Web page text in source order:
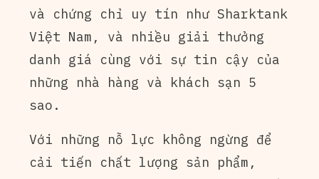
và chứng chỉ uy tín như Sharktank
Việt Nam, và nhiều giải thưởng
danh giá cùng với sự tin cậy của
những nhà hàng và khách sạn 5
sao.
Với những nỗ lực không ngừng để
cải tiến chất lượng sản phẩm,